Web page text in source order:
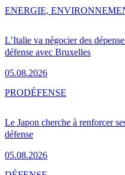
L’Italie va négocier des
défense avec Bruxelles
05.08.2026
ENERGIE,
Le Japon cherche à renforcer
défense
05.08.2026
PRODÉFENSE